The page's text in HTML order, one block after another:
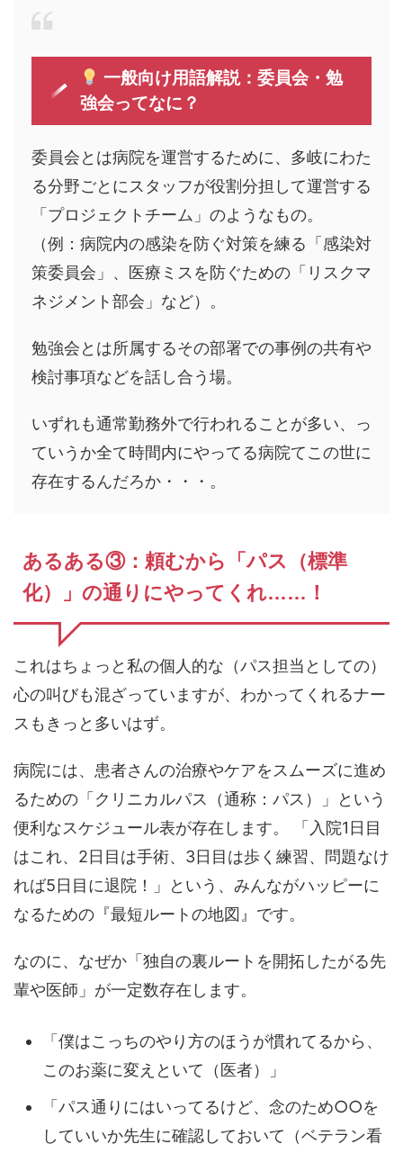
一般向け用語解説：委員会・勉
強会ってなに？
委員会とは病院を運営するために、多岐にわた
る分野ごとにスタッフが役割分担して運営する
「プロジェクトチーム」のようなもの。
（例：病院内の感染を防ぐ対策を練る「感染対
策委員会」、医療ミスを防ぐための「リスクマ
ネジメント部会」など）。
勉強会とは所属するその部署での事例の共有や
検討事項などを話し合う場。
いずれも通常勤務外で行われることが多い、っ
ていうか全て時間内にやってる病院てこの世に
存在するんだろか・・・。
あるある③：頼むから「パス（標準
化）」の通りにやってくれ……！
これはちょっと私の個人的な（パス担当としての）
心の叫びも混ざっていますが、わかってくれるナー
スもきっと多いはず。
病院には、患者さんの治療やケアをスムーズに進め
るための「クリニカルパス（通称：パス）」という
便利なスケジュール表が存在します。 「入院1日目
はこれ、2日目は手術、3日目は歩く練習、問題なけ
れば5日目に退院！」という、みんながハッピーに
なるための『最短ルートの地図』です。
なのに、なぜか「独自の裏ルートを開拓したがる先
輩や医師」が一定数存在します。
「僕はこっちのやり方のほうが慣れてるから、
このお薬に変えといて（医者）」
「パス通りにはいってるけど、念のため○○を
していいか先生に確認しておいて（ベテラン看